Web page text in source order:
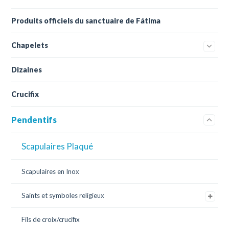
Produits officiels du sanctuaire de Fátima
Chapelets
Dizaines
Crucifix
Pendentifs
Scapulaires Plaqué
Scapulaires en Inox
Saints et symboles religieux
Fils de croix/crucifix